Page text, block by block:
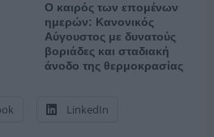
Ο καιρός των επομένων
ημερών: Κανονικός
Αύγουστος με δυνατούς
βοριάδες και σταδιακή
άνοδο της θερμοκρασίας
LinkedIn